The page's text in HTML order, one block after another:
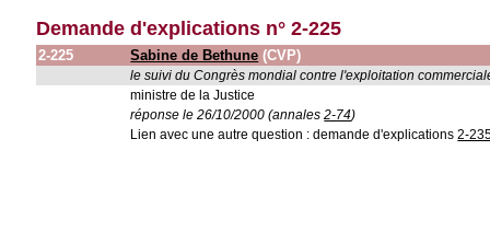
Demande d'explications n° 2-225
2-225 Sabine de Bethune (CVP)
le suivi du Congrès mondial contre l'exploitation
ministre de la Justice
réponse le 26/10/2000 (annales2-74)
Lien avec une autre question : demande d'explications2-